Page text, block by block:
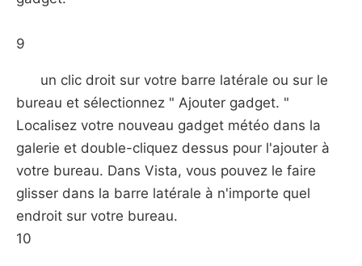
9
un clic droit sur votre barre latérale ou sur le
bureau et sélectionnez " Ajouter gadget. "
Localisez votre nouveau gadget météo dans la
galerie et double-cliquez dessus pour l'ajouter à
votre bureau. Dans Vista, vous pouvez le faire
glisser dans la barre latérale à n'importe quel
endroit sur ​​votre bureau.
10